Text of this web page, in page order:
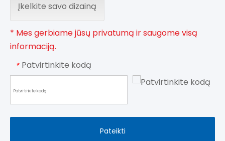
Įkelkite savo dizainą
* Mes gerbiame jūsų privatumą ir saugome visą
informaciją.
* Patvirtinkite kodą
Pateikti